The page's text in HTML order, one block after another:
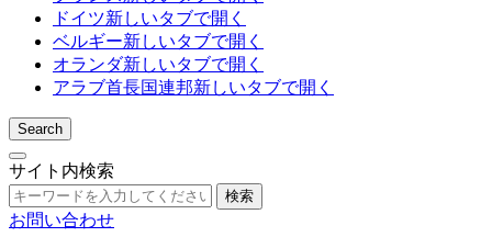
ドイツ新しいタブで開く
ベルギー新しいタブで開く
オランダ新しいタブで開く
アラブ首長国連邦新しいタブで開く
Search
サイト内検索
検索
お問い合わせ